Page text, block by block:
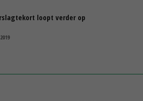
loopt verder op